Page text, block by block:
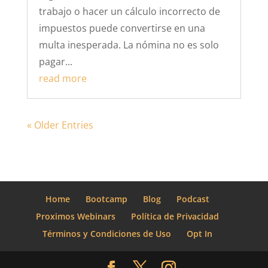
trabajo o hacer un cálculo incorrecto de
impuestos puede convertirse en una
multa inesperada. La nómina no es solo
pagar...
read more
« Older Entries
Home Bootcamp Blog
Podcast
Proximos Webinars
Política de Privacidad
Términos y Condiciones de Uso
Opt In